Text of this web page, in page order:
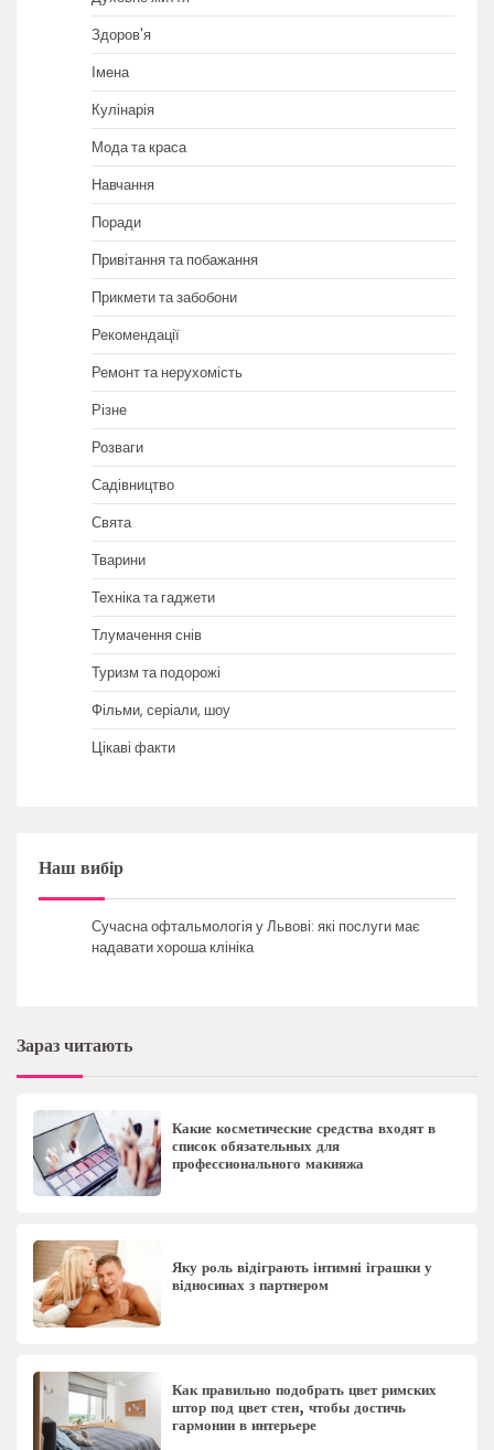
Здоров'я
Імена
Кулінарія
Мода та краса
Навчання
Поради
Привітання та побажання
Прикмети та забобони
Рекомендації
Ремонт та нерухомість
Різне
Розваги
Садівництво
Свята
Тварини
Техніка та гаджети
Тлумачення снів
Туризм та подорожі
Фільми, серіали, шоу
Цікаві факти
Наш вибір
Сучасна офтальмологія у Львові: які послуги має
надавати хороша клініка
Зараз читають
Какие косметические средства входят в
список обязательных для
профессионального макияжа
Яку роль відіграють інтимні іграшки у
відносинах з партнером
Как правильно подобрать цвет римских
штор под цвет стен, чтобы достичь
гармонии в интерьере